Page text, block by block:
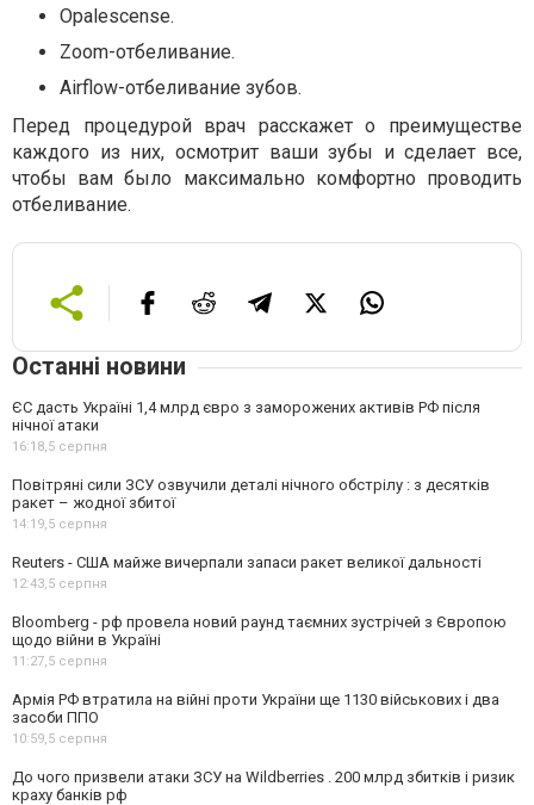
Opalescense.
Zoom-отбеливание.
Airflow-отбеливание зубов.
Перед процедурой врач расскажет о преимуществе
каждого из них, осмотрит ваши зубы и сделает все,
чтобы вам было максимально комфортно проводить
отбеливание.
Останні новини
ЄС дасть Україні 1,4 млрд євро з заморожених активів РФ після
нічної атаки
16:18,5 серпня
Повітряні сили ЗСУ озвучили деталі нічного обстрілу : з десятків
ракет – жодної збитої
14:19,5 серпня
Reuters - США майже вичерпали запаси ракет великої дальності
12:43,5 серпня
Bloomberg - рф провела новий раунд таємних зустрічей з Європою
щодо війни в Україні
11:27,5 серпня
Армія РФ втратила на війні проти України ще 1130 військових і два
засоби ППО
10:59,5 серпня
До чого призвели атаки ЗСУ на Wildberries . 200 млрд збитків і ризик
краху банків рф